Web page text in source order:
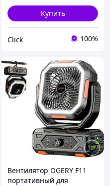
Купить
Click 100%
Вентилятор OGERY F11
портативный для